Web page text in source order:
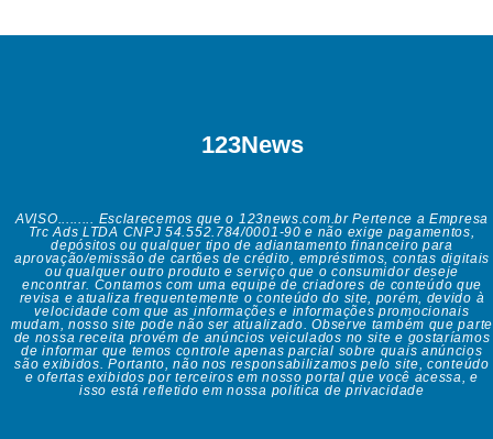
123News
AVISO......... Esclarecemos que o 123news.com.br Pertence a Empresa
Trc Ads LTDA CNPJ 54.552.784/0001-90 e não exige pagamentos,
depósitos ou qualquer tipo de adiantamento financeiro para
aprovação/emissão de cartões de crédito, empréstimos, contas digitais
ou qualquer outro produto e serviço que o consumidor deseje
encontrar. Contamos com uma equipe de criadores de conteúdo que
revisa e atualiza frequentemente o conteúdo do site, porém, devido à
velocidade com que as informações e informações promocionais
mudam, nosso site pode não ser atualizado. Observe também que parte
de nossa receita provém de anúncios veiculados no site e gostaríamos
de informar que temos controle apenas parcial sobre quais anúncios
são exibidos. Portanto, não nos responsabilizamos pelo site, conteúdo
e ofertas exibidos por terceiros em nosso portal que você acessa, e
isso está refletido em nossa política de privacidade